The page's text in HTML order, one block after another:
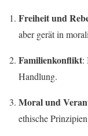
Freiheit und
aber gerät in
Familienkonflikt:
Handlung.
Moral und
ethische